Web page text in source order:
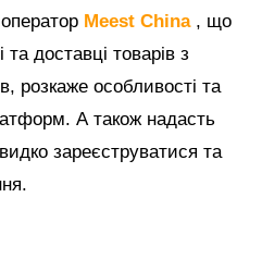
Meest China , що
та доставці товарів з
розкаже особливості та
А також надасть
зареєструватися та